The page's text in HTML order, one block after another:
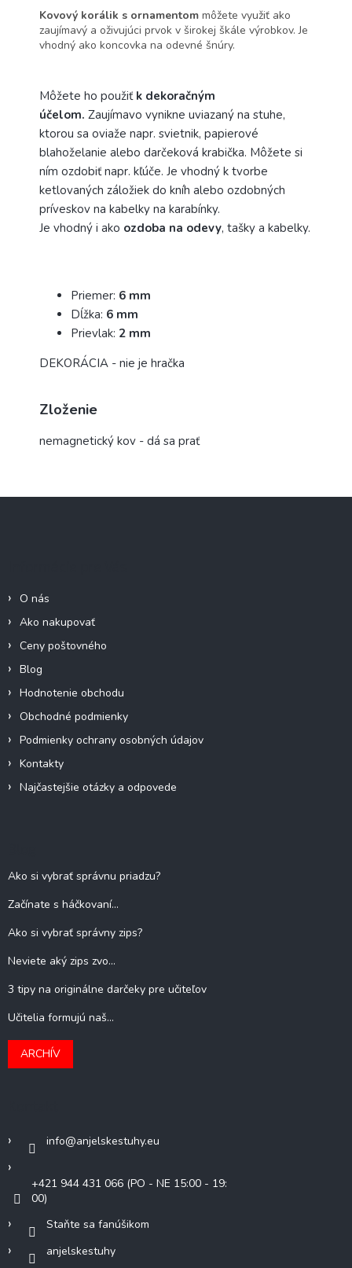
Kovový korálik s ornamentom môžete využiť ako
zaujímavý a oživujúci prvok v širokej škále výrobkov. Je
vhodný ako koncovka na odevné šnúry.
Môžete ho použiť k dekoračným
účelom. Zaujímavo vynikne uviazaný na stuhe,
ktorou sa oviaže napr. svietnik, papierové
blahoželanie alebo darčeková krabička. Môžete si
ním ozdobiť napr. kľúče. Je vhodný k tvorbe
ketlovaných záložiek do kníh alebo ozdobných
príveskov na kabelky na karabínky.
Je vhodný i ako ozdoba na odevy, tašky a kabelky.
Priemer: 6 mm
Dĺžka: 6 mm
Prievlak: 2 mm
DEKORÁCIA - nie je hračka
Zloženie
nemagnetický kov - dá sa prať
O nás
Ako nakupovať
Ceny poštovného
Blog
Hodnotenie obchodu
Obchodné podmienky
Podmienky ochrany osobných údajov
Kontakty
Najčastejšie otázky a odpovede
Ako si vybrať správnu priadzu?
Začínate s háčkovaní...
Ako si vybrať správny zips?
Neviete aký zips zvo...
3 tipy na originálne darčeky pre učiteľov
Učitelia formujú naš...
ARCHÍV
info@anjelskestuhy.eu
+421 944 431 066 (PO - NE 15:00 - 19:
00)
Staňte sa fanúšikom
anjelskestuhy